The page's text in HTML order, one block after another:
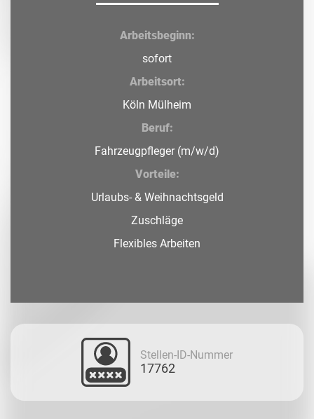
Arbeitsbeginn:
sofort
Arbeitsort:
Köln Mülheim
Beruf:
Fahrzeugpfleger (m/w/d)
Vorteile:
Urlaubs- & Weihnachtsgeld
Zuschläge
Flexibles Arbeiten
Stellen-ID-Nummer
17762